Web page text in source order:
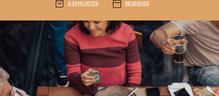
À EMPORTER RÉSERVER